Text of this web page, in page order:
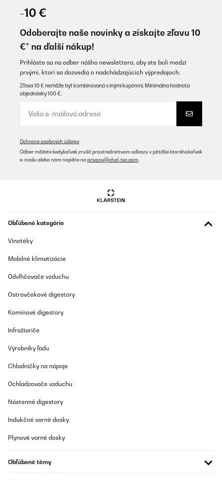
-10 €
Odoberajte naše novinky a získajte zľavu 10
€* na ďalší nákup!
Prihláste sa na odber nášho newslettera, aby ste boli medzi
prvými, ktorí sa dozvedia o nadchádzajúcich výpredajoch.
Zľava 10 € nemôže byť kombinovaná s inými kupónmi. Minimálna hodnota
objednávky 100 €.
Ochrana osobných údajov
Odber môžete kedykoľvek zrušiť prostredníctvom odkazu v pätičke ktoréhokoľvek
e-mailu alebo nám napíšte na privacy@chal-tec.com
Obľúbené kategórie
Vinotéky
Mobilné klimatizácie
Odvlhčovače vzduchu
Ostrovčekové digestory
Komínové digestory
Infražiariče
Výrobníky ľadu
Chladničky na nápoje
Ochladzovače vzduchu
Nástenné digestory
Indukčné varné dosky
Plynové varné dosky
Obľúbené témy